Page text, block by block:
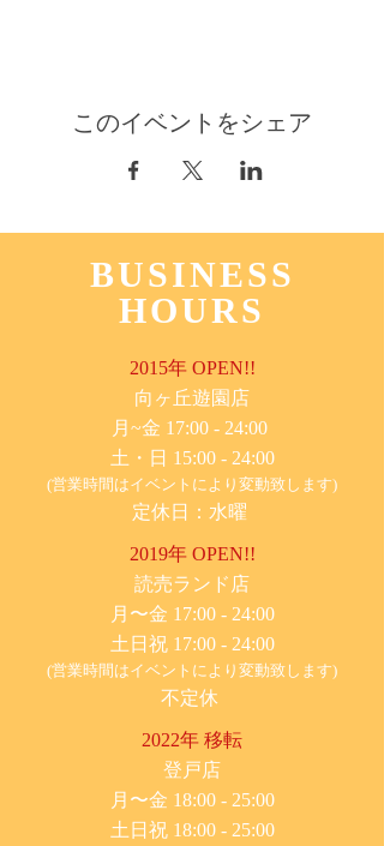
このイベントをシェア
BUSINESS
HOURS
2015年 OPEN!!
​向ヶ丘遊園店
月~金 17:00 - 24:00
土・日 15:00 - 24:00
(営業時間はイベントにより変動致します)
定休日：水曜
2019年 OPEN!!
​読売ランド店
月〜金 17:00 - 24:00
土日祝 17:00 - 24:00
(営業時間はイベントにより変動致します)
不定休
2022年 移転
​登戸店
月〜金 18:00 - 25:00
土日祝 18:00 - 25:00